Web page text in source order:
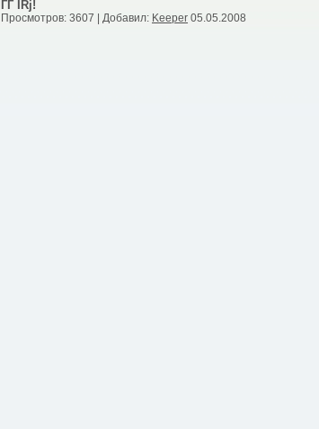
ГГ IRj!
Просмотров: 3607 | Добавил: Keeper 05.05.2008